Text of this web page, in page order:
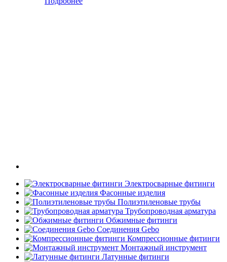
Электросварные фитинги
Фасонные изделия
Полиэтиленовые трубы
Трубопроводная арматура
Обжимные фитинги
Соединения Gebo
Компрессионные фитинги
Монтажный инструмент
Латунные фитинги